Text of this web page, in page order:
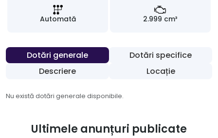
Automată 2.999 cm³
Dotări generale
Dotări specifice
Descriere
Locație
Nu există dotări generale disponibile.
Ultimele anunțuri publicate